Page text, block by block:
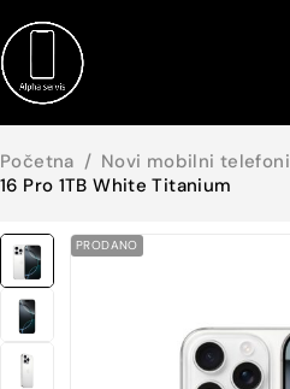
Početna / Novi mobilni telefoni
16 Pro 1TB White Titanium
PRODANO